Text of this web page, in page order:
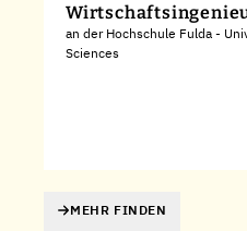
an der Hochschule Fulda -
Sciences
MEHR FINDEN